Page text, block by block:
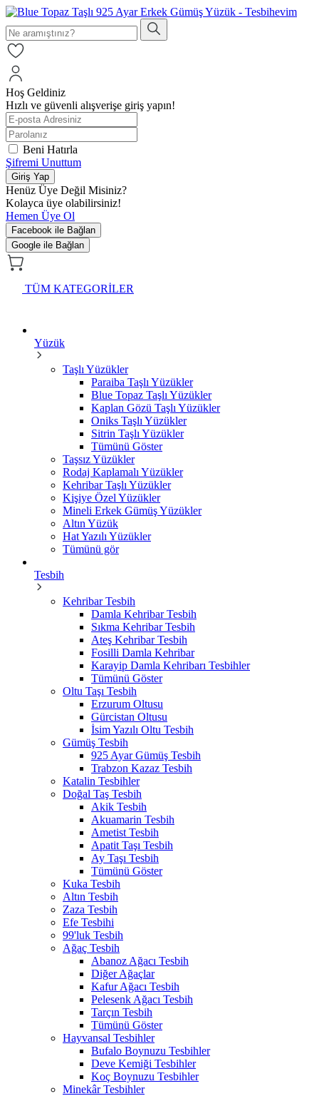
Hoş Geldiniz
Hızlı ve güvenli alışverişe giriş yapın!
Beni Hatırla
Şifremi Unuttum
Giriş Yap
Henüz Üye Değil Misiniz?
Kolayca üye olabilirsiniz!
Hemen Üye Ol
Facebook ile Bağlan
Google ile Bağlan
TÜM KATEGORİLER
Yüzük
Taşlı Yüzükler
Paraiba Taşlı Yüzükler
Blue Topaz Taşlı Yüzükler
Kaplan Gözü Taşlı Yüzükler
Oniks Taşlı Yüzükler
Sitrin Taşlı Yüzükler
Tümünü Göster
Taşsız Yüzükler
Rodaj Kaplamalı Yüzükler
Kehribar Taşlı Yüzükler
Kişiye Özel Yüzükler
Mineli Erkek Gümüş Yüzükler
Altın Yüzük
Hat Yazılı Yüzükler
Tümünü gör
Tesbih
Kehribar Tesbih
Damla Kehribar Tesbih
Sıkma Kehribar Tesbih
Ateş Kehribar Tesbih
Fosilli Damla Kehribar
Karayip Damla Kehribarı Tesbihler
Tümünü Göster
Oltu Taşı Tesbih
Erzurum Oltusu
Gürcistan Oltusu
İsim Yazılı Oltu Tesbih
Gümüş Tesbih
925 Ayar Gümüş Tesbih
Trabzon Kazaz Tesbih
Katalin Tesbihler
Doğal Taş Tesbih
Akik Tesbih
Akuamarin Tesbih
Ametist Tesbih
Apatit Taşı Tesbih
Ay Taşı Tesbih
Tümünü Göster
Kuka Tesbih
Altın Tesbih
Zaza Tesbih
Efe Tesbihi
99'luk Tesbih
Ağaç Tesbih
Abanoz Ağacı Tesbih
Diğer Ağaçlar
Kafur Ağacı Tesbih
Pelesenk Ağacı Tesbih
Tarçın Tesbih
Tümünü Göster
Hayvansal Tesbihler
Bufalo Boynuzu Tesbihler
Deve Kemiği Tesbihler
Koç Boynuzu Tesbihler
Minekâr Tesbihler